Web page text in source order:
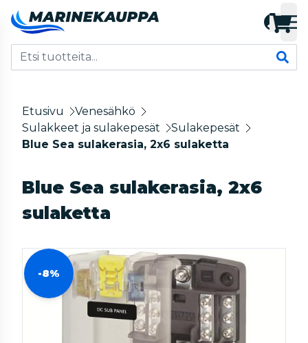
Etusivu
Venesähkö
Sulakkeet ja sulakepesät
Sulakepesät
Blue Sea sulakerasia, 2x6 sulaketta
Blue Sea sulakerasia, 2x6
sulaketta
-8%